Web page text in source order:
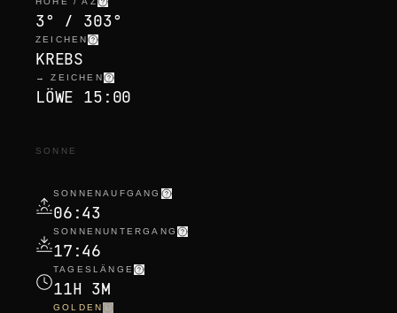
3° / 303°
ZEICHEN
KREBS
→ ZEICHEN
LÖWE 15:00
SONNE
SONNENAUFGANG
06:43
SONNENUNTERGANG
17:46
TAGESLÄNGE
11H 3M
GOLDEN